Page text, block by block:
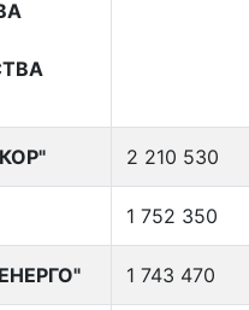
2 210 530
1 752 350
1 743 470